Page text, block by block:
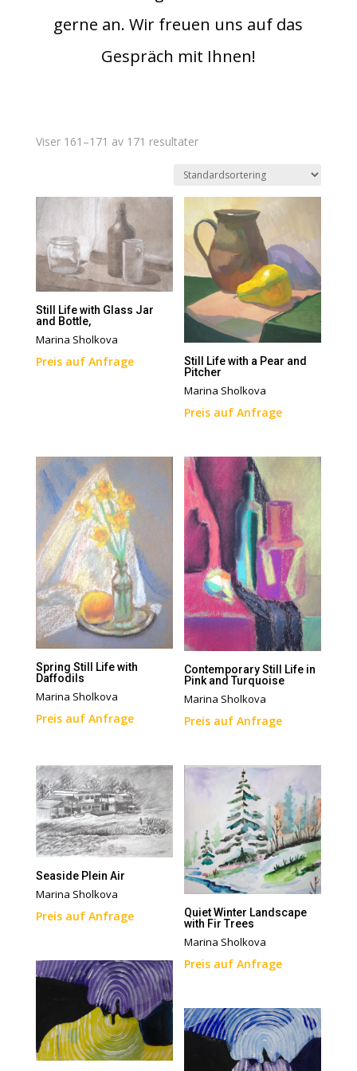
gerne an. Wir freuen uns auf das
Gespräch mit Ihnen!
Viser 161–171 av 171 resultater
Still Life with Glass Jar
and Bottle,
Marina Sholkova
Preis auf Anfrage
Still Life with a Pear and
Pitcher
Marina Sholkova
Preis auf Anfrage
Spring Still Life with
Daffodils
Marina Sholkova
Preis auf Anfrage
Contemporary Still Life in
Pink and Turquoise
Marina Sholkova
Preis auf Anfrage
Seaside Plein Air
Marina Sholkova
Preis auf Anfrage
Quiet Winter Landscape
with Fir Trees
Marina Sholkova
Preis auf Anfrage